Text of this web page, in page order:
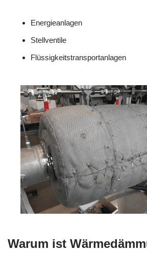
Energieanlagen
Stellventile
Flüssigkeitstransportanlagen
Warum ist